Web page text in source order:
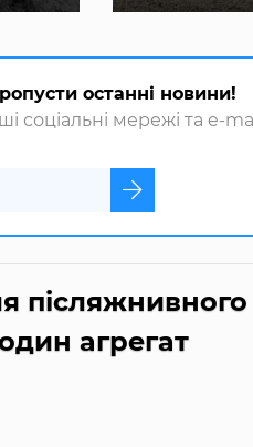
останні новини!
соціальні мережі та e-
агрегат